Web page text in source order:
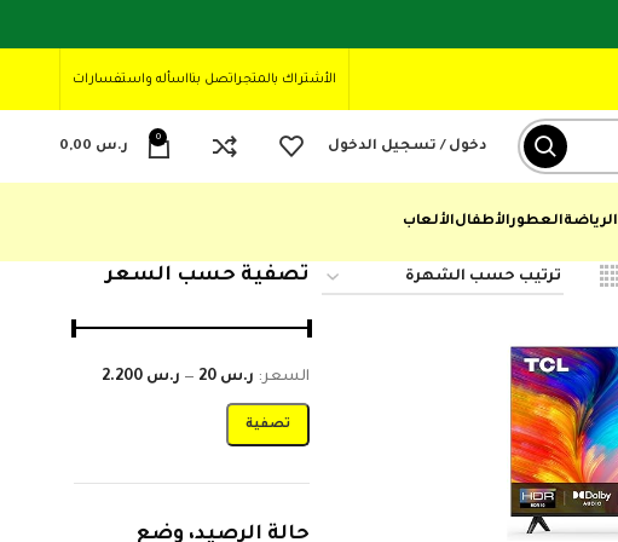
الأشتراك بالمتجراتصل بنااسأله واستفسارات
دخول / تسجيل الدخول
0
ر.س
الرياضةالعطورالأطفالالألعاب
تصفية حسب السعر
تصفية
السعر: ر.س 20 — ر.س 2.200
حالة الرصيد، وضع